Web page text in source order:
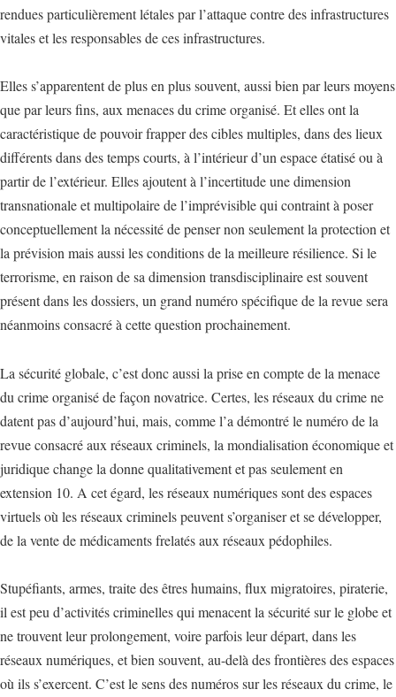
rendues particulièrement létales par l’attaque contre des infrastructures
vitales et les responsables de ces infrastructures.
Elles s’apparentent de plus en plus souvent, aussi bien par leurs moyens
que par leurs fins, aux menaces du crime organisé. Et elles ont la
caractéristique de pouvoir frapper des cibles multiples, dans des lieux
différents dans des temps courts, à l’intérieur d’un espace étatisé ou à
partir de l’extérieur. Elles ajoutent à l’incertitude une dimension
transnationale et multipolaire de l’imprévisible qui contraint à poser
conceptuellement la nécessité de penser non seulement la protection et
la prévision mais aussi les conditions de la meilleure résilience. Si le
terrorisme, en raison de sa dimension transdisciplinaire est souvent
présent dans les dossiers, un grand numéro spécifique de la revue sera
néanmoins consacré à cette question prochainement.
La sécurité globale, c’est donc aussi la prise en compte de la menace
du crime organisé de façon novatrice. Certes, les réseaux du crime ne
datent pas d’aujourd’hui, mais, comme l’a démontré le numéro de la
revue consacré aux réseaux criminels, la mondialisation économique et
juridique change la donne qualitativement et pas seulement en
extension 10. A cet égard, les réseaux numériques sont des espaces
virtuels où les réseaux criminels peuvent s’organiser et se développer,
de la vente de médicaments frelatés aux réseaux pédophiles.
Stupéfiants, armes, traite des êtres humains, flux migratoires, piraterie,
il est peu d’activités criminelles qui menacent la sécurité sur le globe et
ne trouvent leur prolongement, voire parfois leur départ, dans les
réseaux numériques, et bien souvent, au-delà des frontières des espaces
où ils s’exercent. C’est le sens des numéros sur les réseaux du crime, le